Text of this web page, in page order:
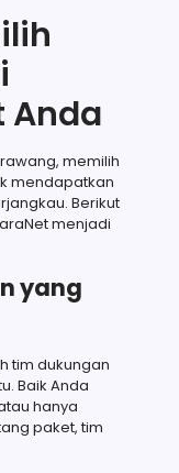
Anda
memilih
mendapatkan
Berikut
menjadi
yang
tim dukungan
Baik Anda
hanya
paket, tim